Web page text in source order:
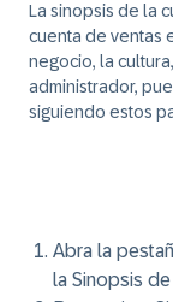
La sinopsis de la
cuenta de ventas
negocio, la
administrador,
siguiendo estos
Abra la
la Sinopsis de